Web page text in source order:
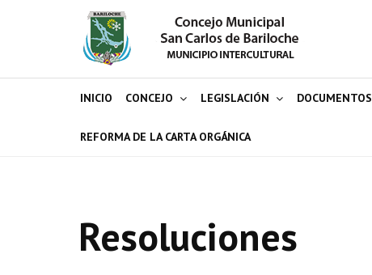
INICIO CONCEJO LEGISLACIÓN DOCUMENTOS
REFORMA DE LA CARTA ORGÁNICA
Resoluciones